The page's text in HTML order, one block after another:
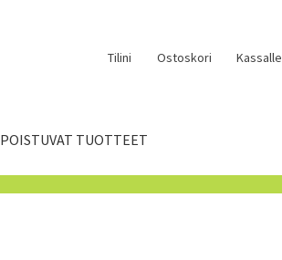
Tilini Ostoskori Kassalle
POISTUVAT TUOTTEET